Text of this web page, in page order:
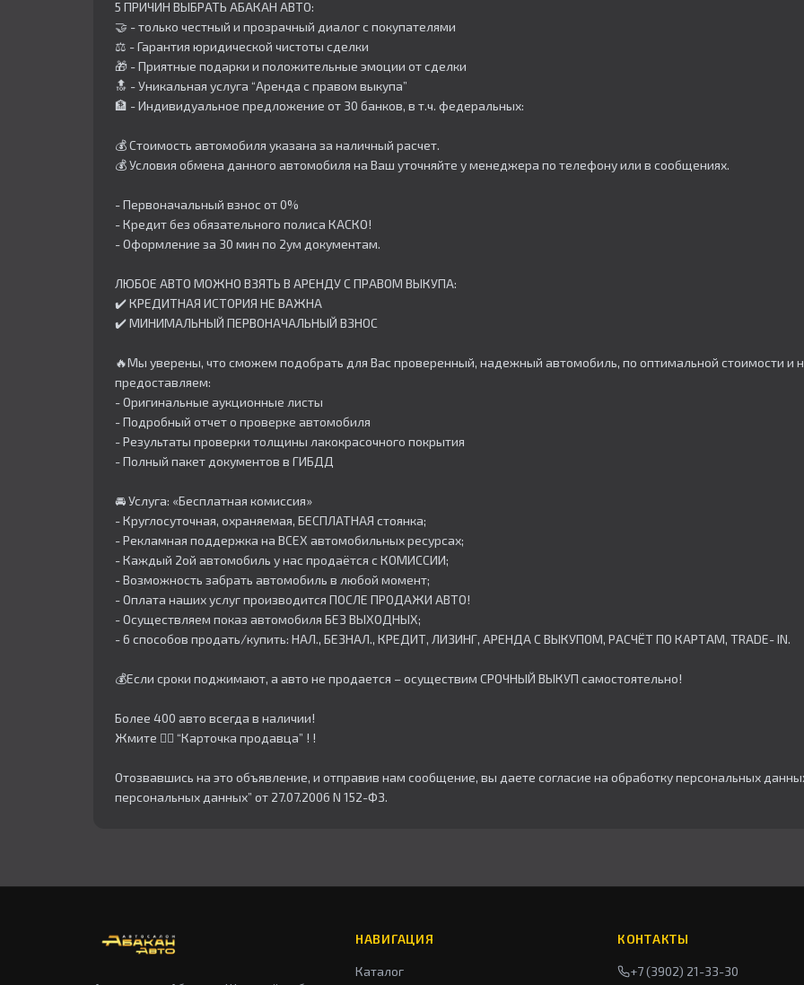
5 ПРИЧИН ВЫБРАТЬ АБАКАН АВТО:
🤝 - только честный и прозрачный диалог с покупателями
⚖️ - Гарантия юридической чистоты сделки
🎁 - Приятные подарки и положительные эмоции от сделки
🔝 - Уникальная услуга “Аренда с правом выкупа”
🏦 - Индивидуальное предложение от 30 банков, в т.ч. федеральных:
💰 Стоимость автомобиля указана за наличный расчет.
💰 Условия обмена данного автомобиля на Ваш уточняйте у менеджера по телефону или в сообщениях.
- Первоначальный взнос от 0%
- Кредит без обязательного полиса КАСКО!
- Оформление за 30 мин по 2ум документам.
ЛЮБОЕ АВТО МОЖНО ВЗЯТЬ В АРЕНДУ С ПРАВОМ ВЫКУПА:
✔️ КРЕДИТНАЯ ИСТОРИЯ НЕ ВАЖНА
✔️ МИНИМАЛЬНЫЙ ПЕРВОНАЧАЛЬНЫЙ ВЗНОС
🔥Мы уверены, что сможем подобрать для Вас проверенный, надежный автомобиль, по оптимальной стоимости и
предоставляем:
- Оригинальные аукционные листы
- Подробный отчет о проверке автомобиля
- Результаты проверки толщины лакокрасочного покрытия
- Полный пакет документов в ГИБДД
🚘 Услуга: «Бесплатная комиссия»
- Круглосуточная, охраняемая, БЕСПЛАТНАЯ стоянка;
- Рекламная поддержка на ВСЕХ автомобильных ресурсах;
- Каждый 2ой автомобиль у нас продаётся с КОМИССИИ;
- Возможность забрать автомобиль в любой момент;
- Оплата наших услуг производится ПОСЛЕ ПРОДАЖИ АВТО!
- Осуществляем показ автомобиля БЕЗ ВЫХОДНЫХ;
- 6 способов продать/купить: НАЛ., БЕЗНАЛ., КРЕДИТ, ЛИЗИНГ, АРЕНДА С ВЫКУПОМ, РАСЧЁТ ПО КАРТАМ, TRADE- IN.
💰Если сроки поджимают, а авто не продается – осуществим СРОЧНЫЙ ВЫКУП самостоятельно!
Более 400 авто всегда в наличии!
Жмите 👇🏻 “Карточка продавца” ! !
Отозвавшись на это объявление, и отправив нам сообщение, вы даете согласие на обработку персональных
персональных данных” от 27.07.2006 N 152-ФЗ.
НАВИГАЦИЯ
Каталог
КОНТАКТЫ
+7 (3902) 21-33-30